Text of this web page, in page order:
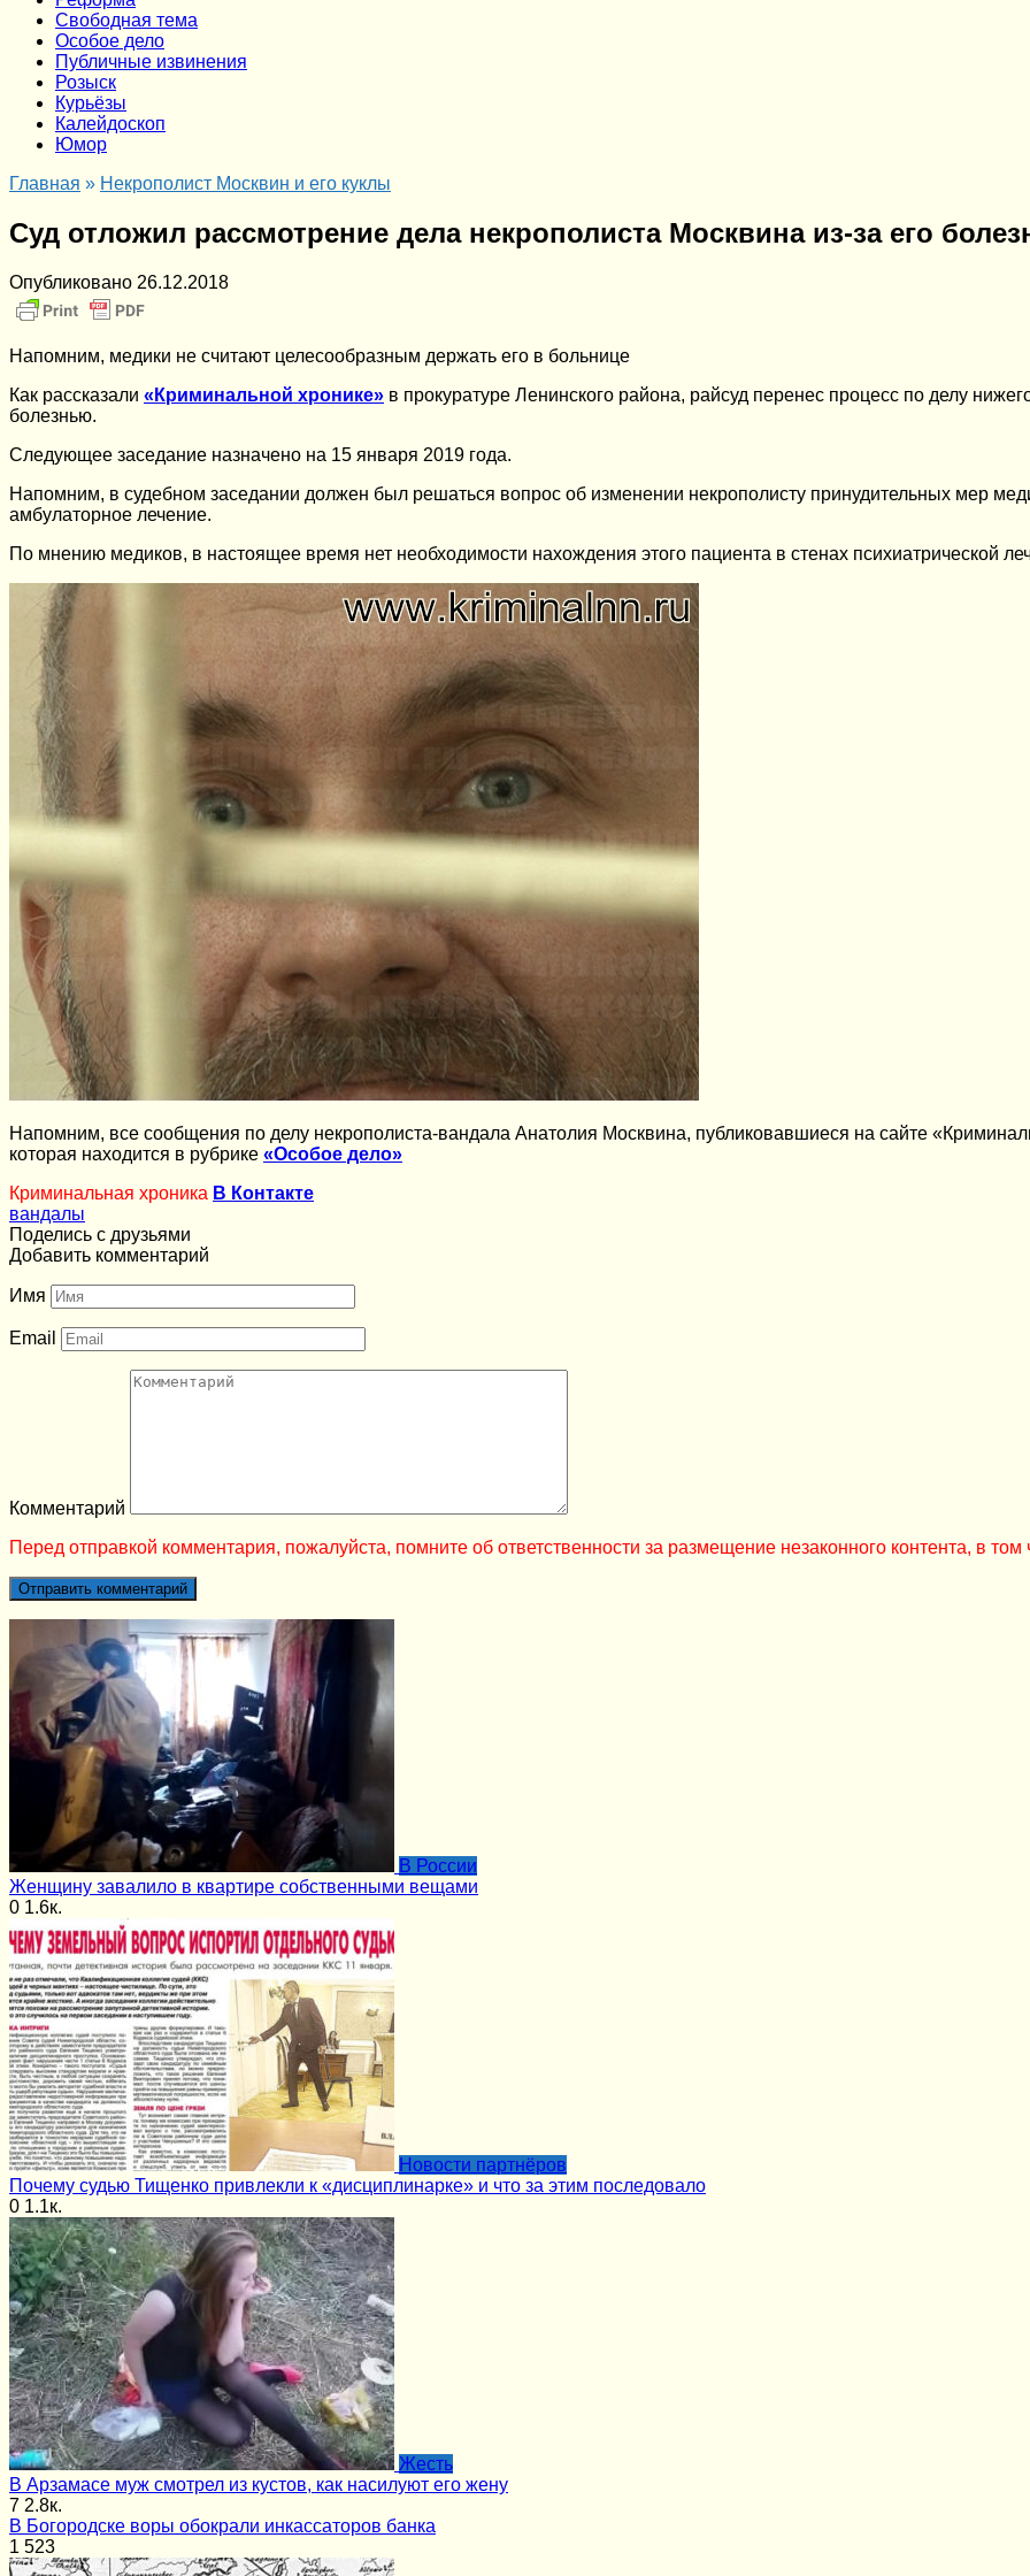
Cвободная тема
Особое дело
Публичные извинения
Розыск
Курьёзы
Калейдоскоп
Юмор
Главная » Некрополист Москвин и его куклы
Суд отложил рассмотрение дела некрополиста Москвина из-за его
Опубликовано 26.12.2018
Напомним, медики не считают целесообразным держать его в больнице
Как рассказали «Криминальной хронике» в прокуратуре Ленинского района, райсуд перенес процесс по делу
болезнью.
Следующее заседание назначено на 15 января 2019 года.
Напомним, в судебном заседании должен был решаться вопрос об изменении некрополисту принудительных мер
амбулаторное лечение.
По мнению медиков, в настоящее время нет необходимости нахождения этого пациента в стенах психиатрической
Напомним, все сообщения по делу некрополиста-вандала Анатолия Москвина, публиковавшиеся на сайте
которая находится в рубрике «Особое дело»
Криминальная хроника В Контакте
вандалы
Поделись с друзьями
Добавить комментарий
Имя
Email
Комментарий
Перед отправкой комментария, пожалуйста, помните об ответственности за размещение незаконного контента, в том
В России
Женщину завалило в квартире собственными вещами
0 1.6к.
Новости партнёров
Почему судью Тищенко привлекли к «дисциплинарке» и что за этим последовало
0 1.1к.
Жесть
В Арзамасе муж смотрел из кустов, как насилуют его жену
7 2.8к.
В Богородске воры обокрали инкассаторов банка
1 523